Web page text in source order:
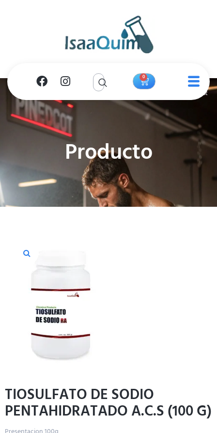
0
Producto
TIOSULFATO DE SODIO
PENTAHIDRATADO A.C.S (100 G)